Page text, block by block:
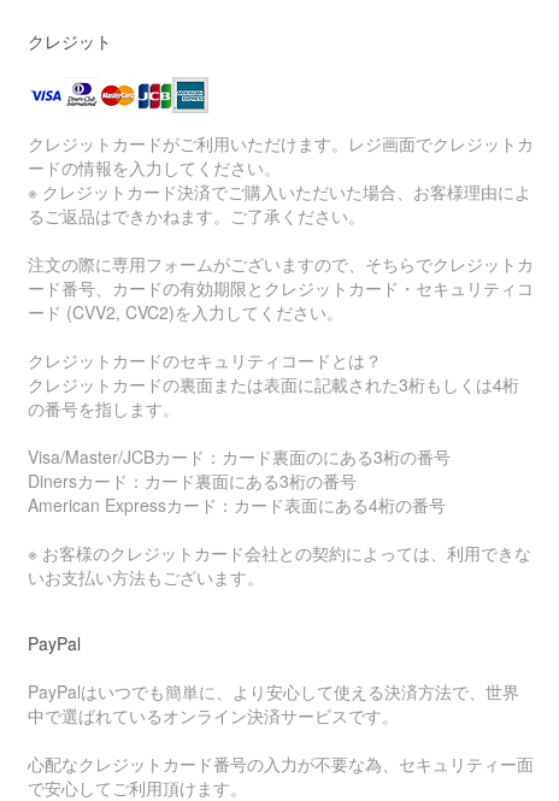
クレジット
クレジットカードがご利用いただけます。レジ画面でクレジットカ
ードの情報を入力してください。
※ クレジットカード決済でご購入いただいた場合、お客様理由によ
るご返品はできかねます。ご了承ください。
注文の際に専用フォームがございますので、そちらでクレジットカ
ード番号、カードの有効期限とクレジットカード・セキュリティコ
ード (CVV2, CVC2)を入力してください。
クレジットカードのセキュリティコードとは？
クレジットカードの裏面または表面に記載された3桁もしくは4桁
の番号を指します。
Visa/Master/JCBカード：カード裏面のにある3桁の番号
Dinersカード：カード裏面にある3桁の番号
American Expressカード：カード表面にある4桁の番号
※ お客様のクレジットカード会社との契約によっては、利用できな
いお支払い方法もございます。
PayPal
PayPalはいつでも簡単に、より安心して使える決済方法で、世界
中で選ばれているオンライン決済サービスです。
心配なクレジットカード番号の入力が不要な為、セキュリティー面
で安心してご利用頂けます。